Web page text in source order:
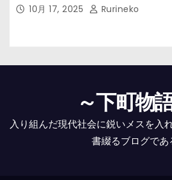
10月 17, 2025 Rurineko
～下町物
入り組んだ現代社会に鋭いメスを入
書綴るブログであ